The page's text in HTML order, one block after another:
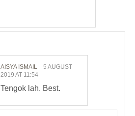
AISYA ISMAIL
5 AUGUST
2019 AT 11:54
Tengok lah. Best.